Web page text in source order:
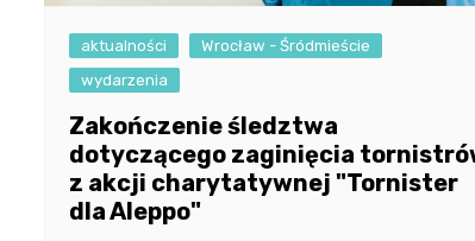
aktualności
Wrocław - Śródmieście
wydarzenia
Zakończenie śledztwa
dotyczącego zaginięcia
z akcji charytatywnej "Tornister
dla Aleppo"